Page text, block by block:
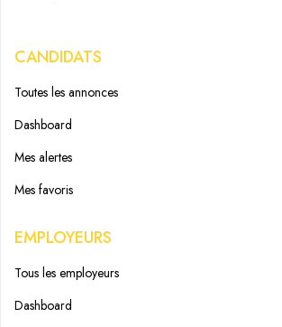
CANDIDATS
Toutes les annonces
Dashboard
Mes alertes
Mes favoris
EMPLOYEURS
Tous les employeurs
Dashboard